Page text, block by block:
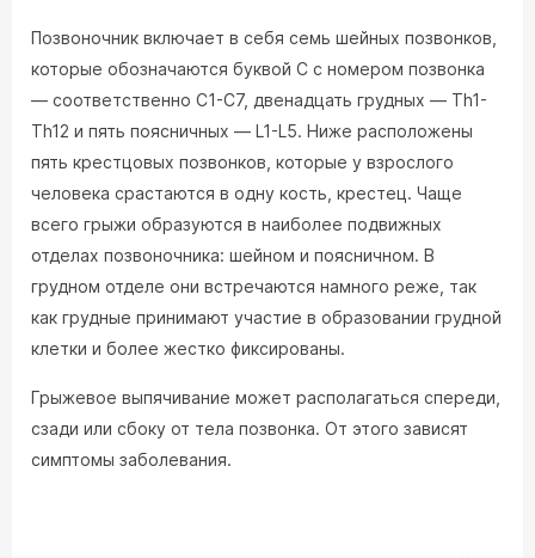
Позвоночник включает в себя семь шейных позвонков,
которые обозначаются буквой C с номером позвонка
— соответственно C1-C7, двенадцать грудных — Th1-
Th12 и пять поясничных — L1-L5. Ниже расположены
пять крестцовых позвонков, которые у взрослого
человека срастаются в одну кость, крестец. Чаще
всего грыжи образуются в наиболее подвижных
отделах позвоночника: шейном и поясничном. В
грудном отделе они встречаются намного реже, так
как грудные принимают участие в образовании грудной
клетки и более жестко фиксированы.
Грыжевое выпячивание может располагаться спереди,
сзади или сбоку от тела позвонка. От этого зависят
симптомы заболевания.